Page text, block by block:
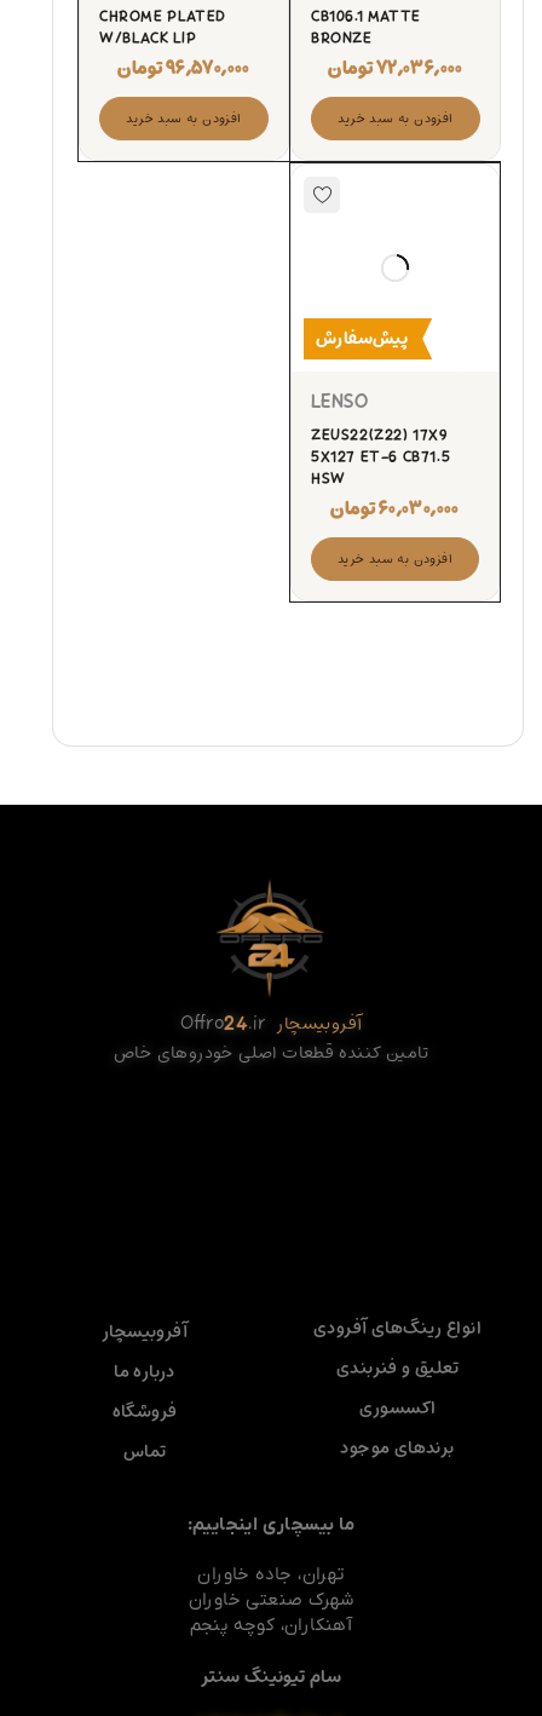
CB106.1 MATTE
BRONZE
۷۲,۰۳۶,۰۰۰تومان
افزودن به سبد خرید
CHROME PLATED
W/BLACK LIP
۹۶,۵۷۰,۰۰۰تومان
افزودن به سبد خرید
پیش‌سفارش
LENSO
ZEUS22(Z22) 17X9
5X127 ET-6 CB71.5
HSW
۶۰,۰۳۰,۰۰۰تومان
افزودن به سبد خرید
آفروبیسچار Offro24.ir
تامین کننده قطعات اصلی خودروهای خاص
انواع رینگ‌های آفرودی
تعلیق و فنربندی
اکسسوری
برندهای موجود
آفروبیسچار
درباره ما
فروشگاه
تماس
ما بیسچاری اینجاییم:
تهران، جاده خاوران
شهرک صنعتی خاوران
آهنکاران، کوچه پنجم
سام تیونینگ سنتر